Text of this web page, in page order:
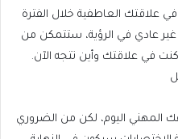
علاقتك العاطفية خلال الفترة
عادي في الرؤية، ستتمكن من
في علاقتك وأين تتجه الآن.
المهني اليوم، لكن من الضروري